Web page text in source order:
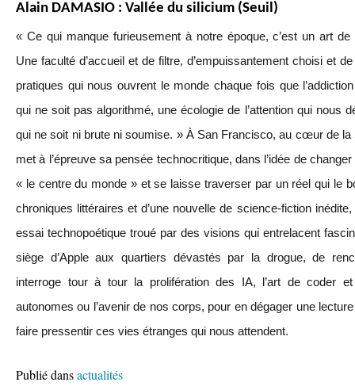
Alain DAMASIO : Vallée du silicium (Seuil)
« Ce qui manque furieusement à notre époque, c’est un art
Une faculté d’accueil et de filtre, d’empuissantement choisi et
pratiques qui nous ouvrent le monde chaque fois que
qui ne soit pas algorithmé, une écologie de l’attention qui nous
qui ne soit ni brute ni soumise. » À San Francisco, au cœur de la
met à l’épreuve sa pensée technocritique, dans l’idée de
« le centre du monde » et se laisse traverser par un réel qui le
chroniques littéraires et d’une nouvelle de science-fiction
essai technopoétique troué par des visions qui entrelacent
siège d’Apple aux quartiers dévastés par la drogue, de
interroge tour à tour la prolifération des IA, l’art de coder
autonomes ou l’avenir de nos corps, pour en dégager une
faire pressentir ces vies étranges qui nous attendent.
Publié dansactualités